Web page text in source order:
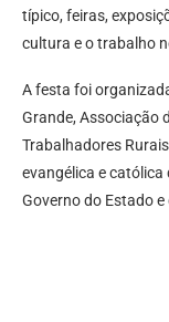
típico, feiras,
cultura e o trabalho
A festa foi
Grande, Associação
Trabalhadores
evangélica e
Governo do Estado